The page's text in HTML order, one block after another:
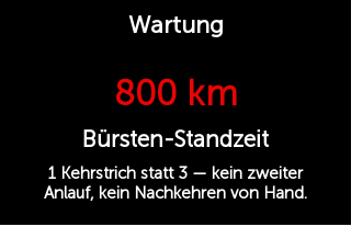
Wartung
800 km
Bürsten-Standzeit
1 Kehrstrich statt 3 — kein zweiter
Anlauf, kein Nachkehren von Hand.